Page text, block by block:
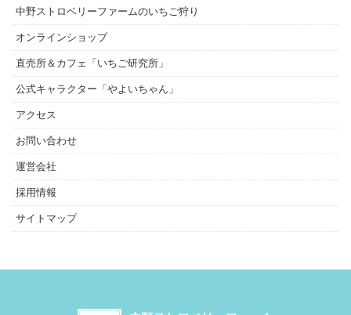
中野ストロベリーファームのいちご狩り
オンラインショップ
直売所＆カフェ「いちご研究所」
公式キャラクター「やよいちゃん」
アクセス
お問い合わせ
運営会社
採用情報
サイトマップ